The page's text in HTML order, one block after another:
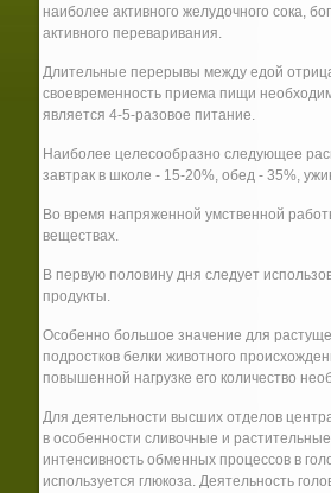
наиболее активного желудочного сока,
активного переваривания.
Длительные перерывы между едой
своевременность приема пищи
является 4-5-разовое питание.
Наиболее целесообразно следующее
завтрак в школе - 15-20%, обед - 35%,
Во время напряженной умственной
веществах.
В первую половину дня следует
продукты.
Особенно большое значение для
подростков белки животного
повышенной нагрузке его количество
Для деятельности высших отделов
в особенности сливочные и
интенсивность обменных процессов в
используется глюкоза. Деятельность